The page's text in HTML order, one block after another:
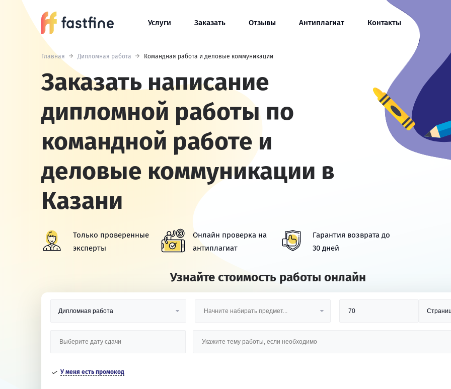
Услуги Заказать Отзывы Антиплагиат Контакты
Главная Дипломная работа Командная работа и деловые коммуникации
Заказать написание
дипломной работы по
командной работе и
деловые коммуникации в
Казани
Только проверенные
эксперты
Онлайн проверка на
антиплагиат
Гарантия возврата до
30 дней
Узнайте стоимость работы онлайн
У меня есть промокод